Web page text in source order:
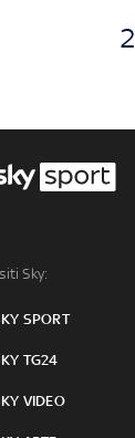
2
Sky:
SPORT
TG24
VIDEO